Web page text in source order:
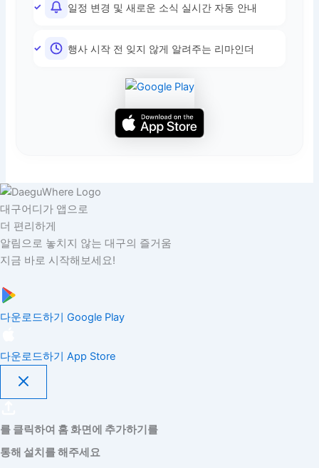
일정 변경 및 새로운 소식 실시간 자동 안내
행사 시작 전 잊지 않게 알려주는 리마인더
대구어디가 앱으로
더 편리하게
알림으로 놓치지 않는 대구의 즐거움
지금 바로 시작해보세요!
다운로드하기 Google Play
다운로드하기 App Store
를 클릭하여 홈 화면에 추가하기를
통해 설치를 해주세요